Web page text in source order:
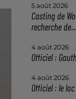
5 août 2026
Casting de
recherche de...
4 août 2026
Officiel :
4 août 2026
Officiel : le